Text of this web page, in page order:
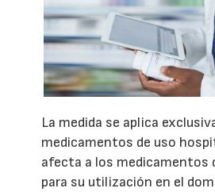
La medida se aplica
medicamentos de uso
afecta a los medicamentos
para su utilización en el